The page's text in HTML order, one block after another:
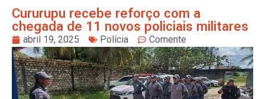
Cururupu recebe reforço com a
chegada de 11 novos policiais militares
abril 19, 2025 Polícia Comente